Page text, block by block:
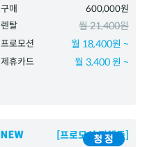
구매
600,000원
렌탈
월 21,400원
프로모션 월 18,400원 ~
제휴카드 월 3,400 원 ~
[프로모션 진행중]